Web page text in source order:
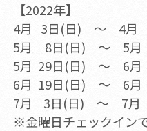
【2022年】
4月 3日(日) ～ 4月
5月 8日(日) ～ 5月
5月 29日(日) ～ 6
6月 19日(日) ～ 6月
7月 3日(日) ～ 7月
※金曜日チェックイン